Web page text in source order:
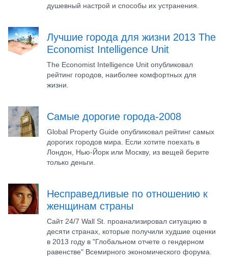
душевный настрой и способы их устранения.
Лучшие города для жизни 2013 The
Economist Intelligence Unit
The Economist Intelligence Unit опубликовал
рейтинг городов, наиболее комфортных для
жизни.
Самые дорогие города-2008
Global Property Guide опубликовал рейтинг самых
дорогих городов мира. Если хотите поехать в
Лондон, Нью-Йорк или Москву, из вещей берите
только деньги.
Несправедливые по отношению к
женщинам страны
Сайт 24/7 Wall St. проанализировал ситуацию в
десяти странах, которые получили худшие оценки
в 2013 году в "Глобальном отчете о гендерном
равенстве" Всемирного экономического форума.